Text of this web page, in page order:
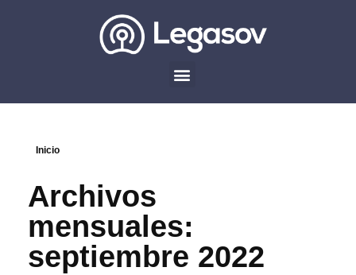
Inicio
Archivos
mensuales:
septiembre 2022